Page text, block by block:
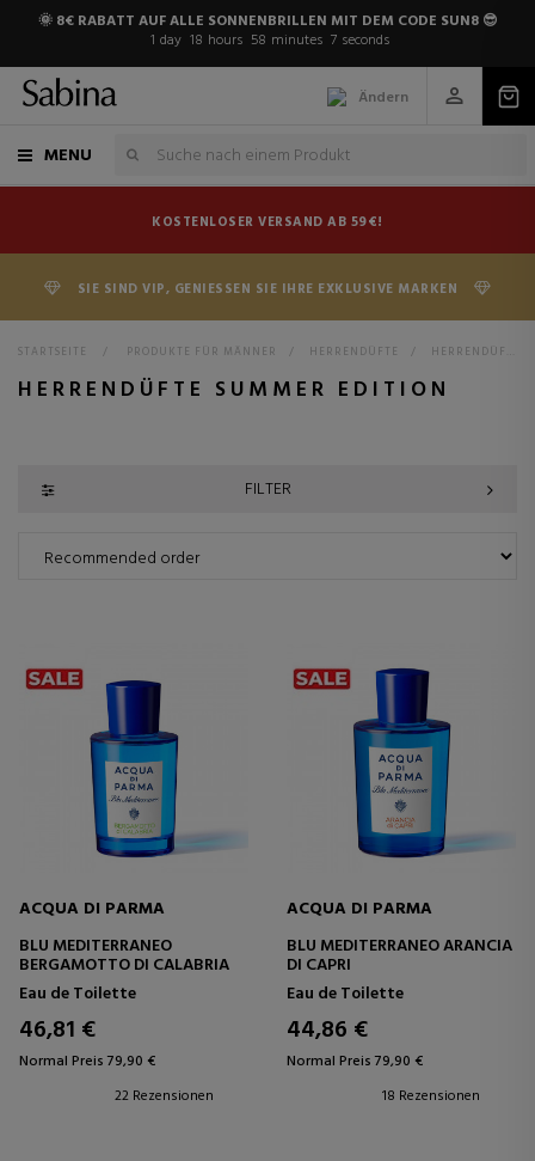
🌞 8€ RABATT AUF ALLE SONNENBRILLEN MIT DEM CODE SUN8 😎
1 day 18 hours 58 minutes 7 seconds
Ändern
MENU
KOSTENLOSER VERSAND AB 59€!
SIE SIND VIP, GENIESSEN SIE IHRE EXKLUSIVE MARKEN
STARTSEITE > PRODUKTE FÜR MÄNNER > HERRENDÜFTE > HERRENDÜFTE SUMMER EDITION
HERRENDÜFTE SUMMER EDITION
FILTER
ACQUA DI PARMA
BLU MEDITERRANEO
BERGAMOTTO DI CALABRIA
Eau de Toilette
46,81 €
Normal Preis 79,90 €
22 Rezensionen
ACQUA DI PARMA
BLU MEDITERRANEO ARANCIA
DI CAPRI
Eau de Toilette
44,86 €
Normal Preis 79,90 €
18 Rezensionen